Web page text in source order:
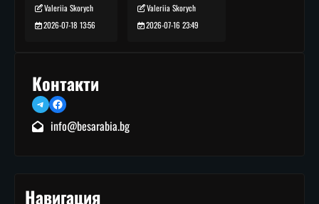
Valeriia Skorych
2026-07-18 13:56
Valeriia Skorych
2026-07-16 23:49
Контакти
TelegramFacebook
info@besarabia.bg
Навигация